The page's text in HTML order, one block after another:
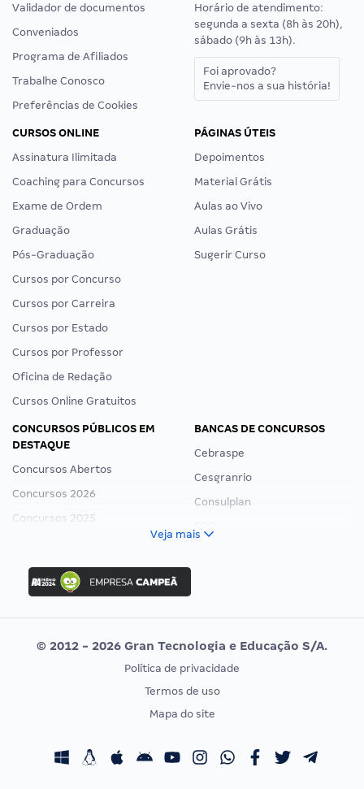
Validador de documentos
Conveniados
Programa de Afiliados
Trabalhe Conosco
Preferências de Cookies
Horário de atendimento:
segunda a sexta (8h às 20h),
sábado (9h às 13h).
Foi aprovado?
Envie-nos a sua história!
CURSOS ONLINE
Assinatura Ilimitada
Coaching para Concursos
Exame de Ordem
Graduação
Pós-Graduação
Cursos por Concurso
Cursos por Carreira
Cursos por Estado
Cursos por Professor
Oficina de Redação
Cursos Online Gratuitos
PÁGINAS ÚTEIS
Depoimentos
Material Grátis
Aulas ao Vivo
Aulas Grátis
Sugerir Curso
CONCURSOS PÚBLICOS EM
DESTAQUE
Concursos Abertos
Concursos 2026
Concursos 2025
Concurso Ibama
Concurso MPU
Editais publicados
BANCAS DE CONCURSOS
Cebraspe
Cesgranrio
Consulplan
Vunesp
CONCURSOS POR PROFISSÃO
Concursos Fiscais
EXAME DE ORDEM
Calendário OAB
Veja mais
© 2012 - 2026 Gran Tecnologia e Educação S/A.
Política de privacidade
Termos de uso
Mapa do site